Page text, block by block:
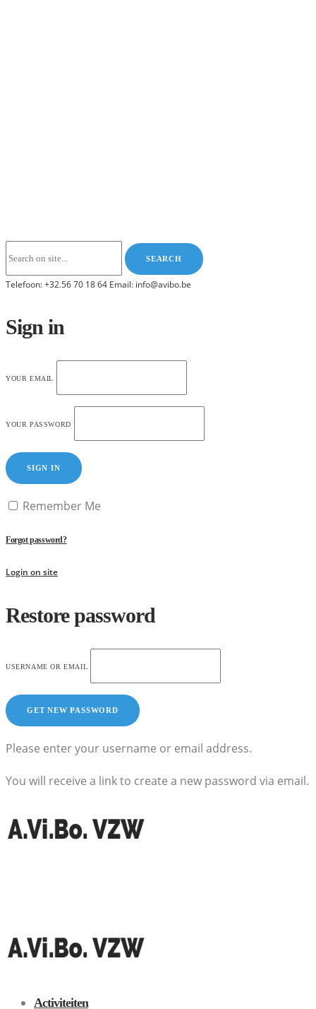
Telefoon: +32.56 70 18 64 Email: info@avibo.be
Sign in
YOUR EMAIL
YOUR PASSWORD
SIGN IN
Remember Me
Forgot password?
Login on site
Restore password
USERNAME OR EMAIL
Please enter your username or email address.
You will receive a link to create a new password via email.
Activiteiten